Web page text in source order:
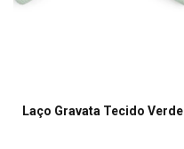
Laço Gravata Tecido Verde